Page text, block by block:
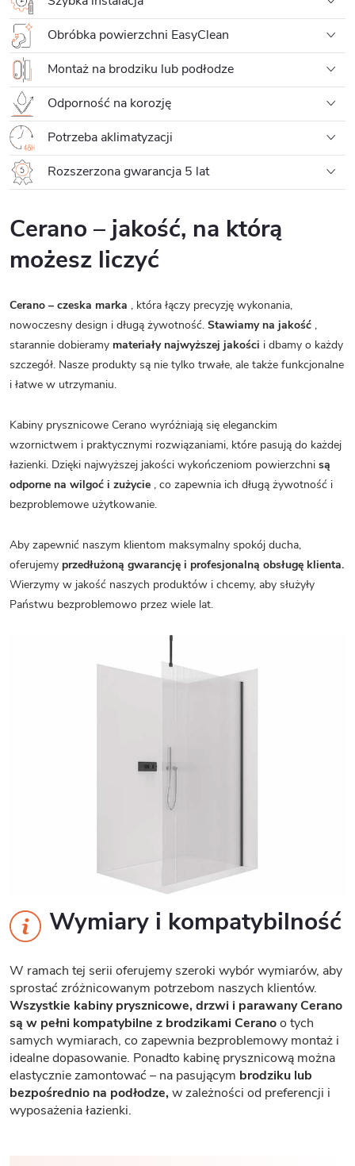
Obróbka powierzchni EasyClean
Montaż na brodziku lub podłodze
Odporność na korozję
Potrzeba aklimatyzacji
Rozszerzona gwarancja 5 lat
Cerano – jakość, na którą
możesz liczyć
Cerano – czeska marka , która łączy precyzję wykonania,
nowoczesny design i długą żywotność. Stawiamy na jakość ,
starannie dobieramy materiały najwyższej jakości i dbamy o każdy
szczegół. Nasze produkty są nie tylko trwałe, ale także funkcjonalne
i łatwe w utrzymaniu.
Kabiny prysznicowe Cerano wyróżniają się eleganckim
wzornictwem i praktycznymi rozwiązaniami, które pasują do każdej
łazienki. Dzięki najwyższej jakości wykończeniom powierzchni są
odporne na wilgoć i zużycie , co zapewnia ich długą żywotność i
bezproblemowe użytkowanie.
Aby zapewnić naszym klientom maksymalny spokój ducha,
oferujemy przedłużoną gwarancję i profesjonalną obsługę klienta.
Wierzymy w jakość naszych produktów i chcemy, aby służyły
Państwu bezproblemowo przez wiele lat.
Wymiary i kompatybilność
W ramach tej serii oferujemy szeroki wybór wymiarów, aby
sprostać zróżnicowanym potrzebom naszych klientów.
Wszystkie kabiny prysznicowe, drzwi i parawany Cerano
są w pełni kompatybilne z brodzikami Ceranoo tych
samych wymiarach, co zapewnia bezproblemowy montaż i
idealne dopasowanie. Ponadto kabinę prysznicową można
elastycznie zamontować – na pasującym brodziku lub
bezpośrednio na podłodze,w zależności od preferencji i
wyposażenia łazienki.